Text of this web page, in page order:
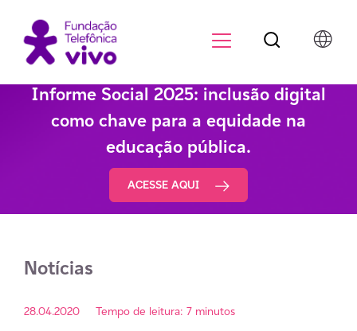
Informe Social 2025: inclusão digital
como chave para a equidade na
educação pública.
ACESSE AQUI
Notícias
28.04.2020 Tempo de leitura: 7 minutos
Botão de